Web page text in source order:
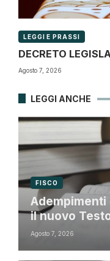
LEGGI E PRASSI
DECRETO
Agosto 7, 2026
LEGGI ANCHE
FISCO
il nuovo
Agosto 7, 2026